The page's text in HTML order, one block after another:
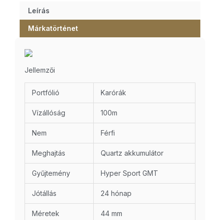
Leírás
Márkatörténet
Jellemzői
Portfólió Karórák
Vízállóság 100m
Nem Férfi
Meghajtás Quartz akkumulátor
Gyűjtemény Hyper Sport GMT
Jótállás 24 hónap
Méretek 44 mm